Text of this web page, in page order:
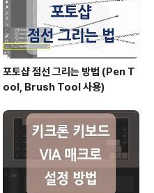
포토샵 점선 그리는 방법 (Pen T
ool, Brush Tool 사용)